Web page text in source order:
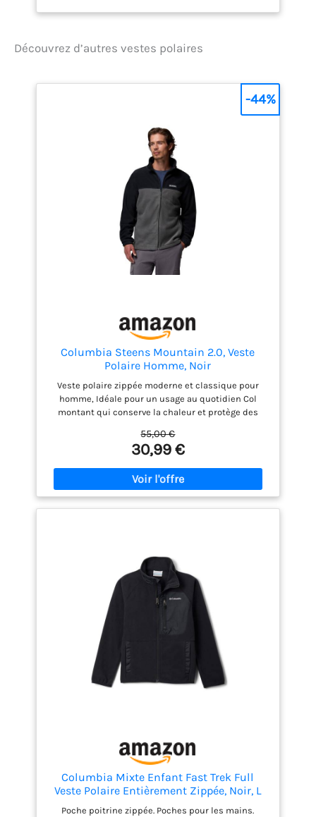
difficiles Fermeture à
protège-tempête interne,
fermeture à glissière
adaptée aux gants Col
montant Poche poitrine
intérieure pour les petits
objets. Deux poches
chauffe-mains avec
fermeture à glissière Deux
poches zippées sur le haut
du bras. Poignets
élastiqués avec ouverture
pour le pouce. Ceinture
ajustement Matériau de la
coque : 100% Polyester
avec envers en
micropolaire. Matière
avec envers en mesh
Découvrez d’autres vestes polaires
Columbia Steens Mountain 2.0, Veste
Polaire Homme, Noir
Veste polaire zippée moderne et classique pour
homme, Idéale pour un usage au quotidien Col
montant qui conserve la chaleur et protège des
chaud et protègent vos objets de valeur tels que les
smartphones en toute sécurité sans qu'ils ne
tombent Disponibles dans une variété de couleur,
Logo Columbia discret Contenu : 1x Columbia
Steens Moutain 20 Veste polaire zippée pour
homme, Polaire à filaments MTR 100% polyester,
55,00 €
30,99 €
-44%
Columbia Mixte Enfant Fast Trek Full
Veste Polaire Entièrement Zippée, Noir, L
EU
Poche poitrine zippée. Poches pour les mains.